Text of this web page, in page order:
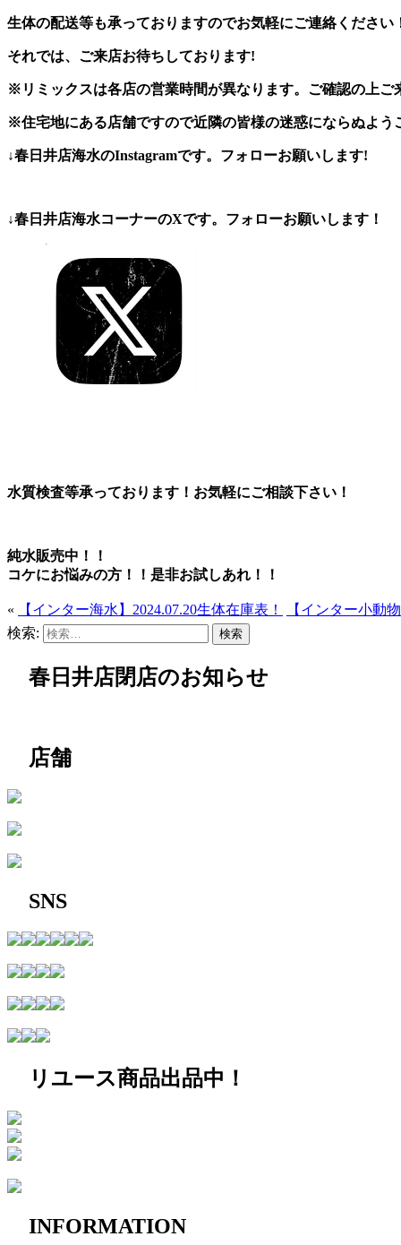
生体の配送等も承っておりますのでお気軽にご連絡ください
それでは、ご来店お待ちしております!
※リミックスは各店の営業時間が異なります。ご確認の上ご
※住宅地にある店舗ですので近隣の皆様の迷惑にならぬよう
↓春日井店海水のInstagramです。フォローお願いします!
↓春日井店海水コーナーのXです。フォローお願いします！
水質検査等承っております！お気軽にご相談下さい！
純水販売中！！
コケにお悩みの方！！是非お試しあれ！！
« 【インター海水】2024.07.20生体在庫表！ 【インター小動
検索:
春日井店閉店のお知らせ
店舗
SNS
リユース商品出品中！
INFORMATION